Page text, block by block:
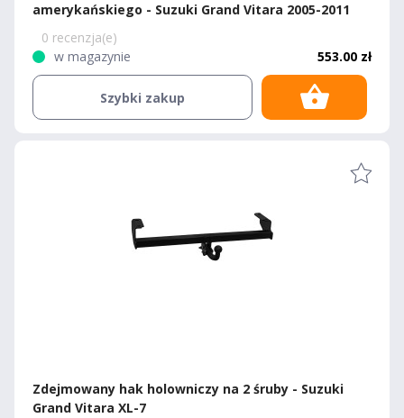
amerykańskiego - Suzuki Grand Vitara 2005-2011
0 recenzja(e)
w magazynie
553.00 zł
Szybki zakup
Zdejmowany hak holowniczy na 2 śruby - Suzuki
Grand Vitara XL-7